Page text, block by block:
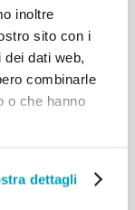
inoltre
sito con i
dati web,
combinarle
o che hanno
dettagli
a guardare!
il suo
La